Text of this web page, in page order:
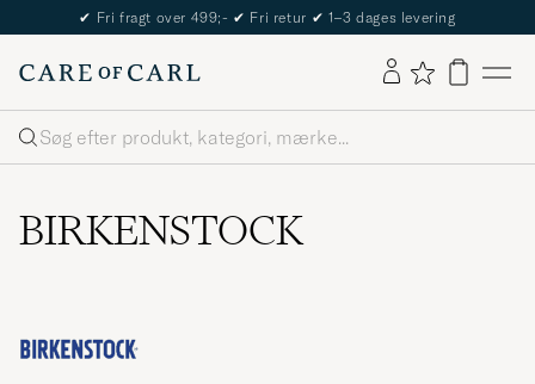
The Care of Carl Passport
Søg
BIRKENSTOCK